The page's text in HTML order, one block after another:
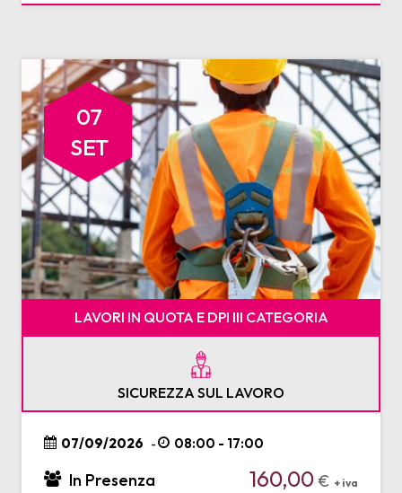
07
SET
LAVORI IN QUOTA E DPI III CATEGORIA
SICUREZZA SUL LAVORO
07/09/2026 - 08:00 - 17:00
160,00€ + iva
In Presenza